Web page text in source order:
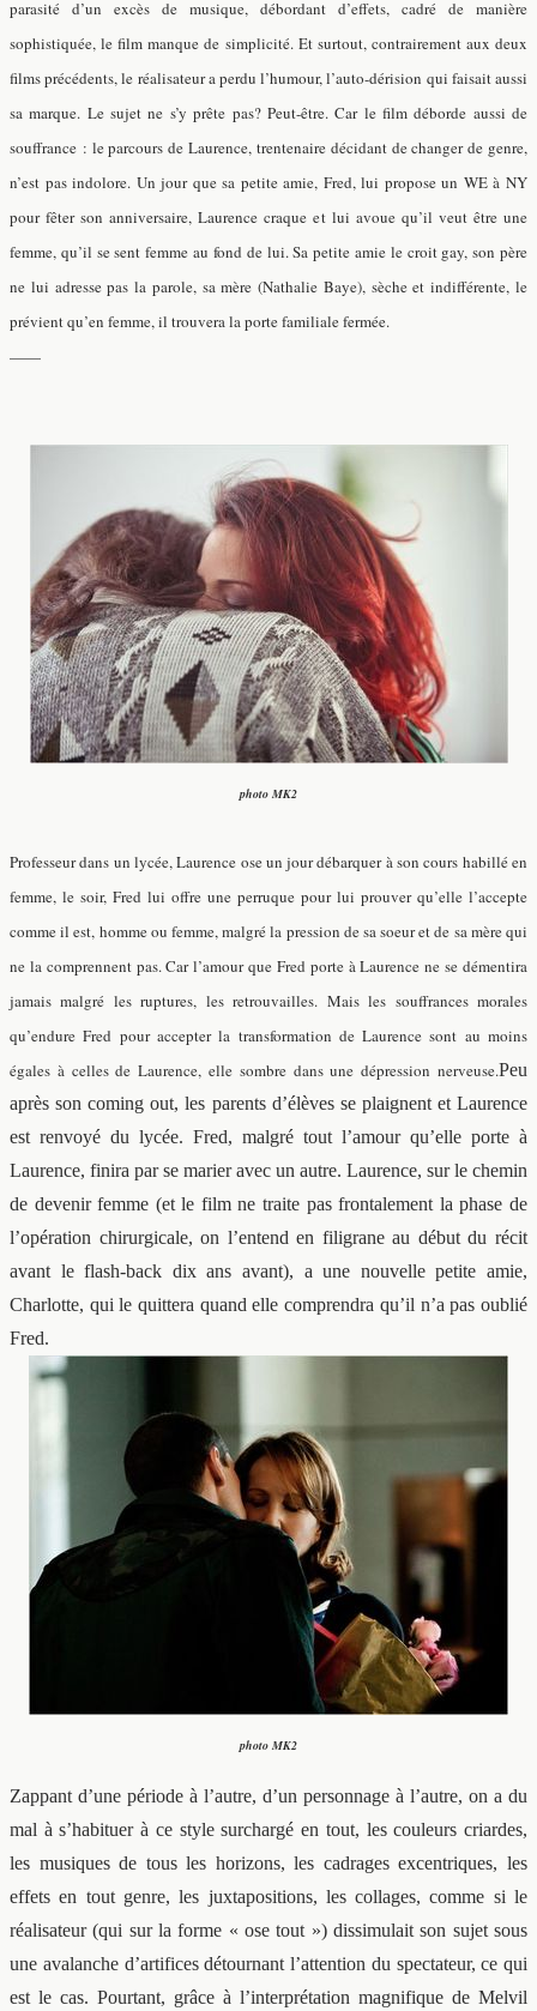
parasité d’un excès de musique, débordant d’effets, cadré de manière
sophistiquée, le film manque de simplicité. Et surtout, contrairement aux deux
films précédents, le réalisateur a perdu l’humour, l’auto-dérision qui faisait aussi
sa marque. Le sujet ne s’y prête pas? Peut-être. Car le film déborde aussi de
souffrance : le parcours de Laurence, trentenaire décidant de changer de genre,
n’est pas indolore. Un jour que sa petite amie, Fred, lui propose un WE à NY
pour fêter son anniversaire, Laurence craque et lui avoue qu’il veut être une
femme, qu’il se sent femme au fond de lui. Sa petite amie le croit gay, son père
ne lui adresse pas la parole, sa mère (Nathalie Baye), sèche et indifférente, le
prévient qu’en femme, il trouvera la porte familiale fermée.
——
photo MK2
Professeur dans un lycée, Laurence ose un jour débarquer à son cours habillé en
femme, le soir, Fred lui offre une perruque pour lui prouver qu’elle l’accepte
comme il est, homme ou femme, malgré la pression de sa soeur et de sa mère qui
ne la comprennent pas. Car l’amour que Fred porte à Laurence ne se démentira
jamais malgré les ruptures, les retrouvailles. Mais les souffrances morales
qu’endure Fred pour accepter la transformation de Laurence sont au moins
égales à celles de Laurence, elle sombre dans une dépression nerveuse.Peu
après son coming out, les parents d’élèves se plaignent et Laurence
est renvoyé du lycée. Fred, malgré tout l’amour qu’elle porte à
Laurence, finira par se marier avec un autre. Laurence, sur le chemin
de devenir femme (et le film ne traite pas frontalement la phase de
l’opération chirurgicale, on l’entend en filigrane au début du récit
avant le flash-back dix ans avant), a une nouvelle petite amie,
Charlotte, qui le quittera quand elle comprendra qu’il n’a pas oublié
Fred.
photo MK2
Zappant d’une période à l’autre, d’un personnage à l’autre, on a du
mal à s’habituer à ce style surchargé en tout, les couleurs criardes,
les musiques de tous les horizons, les cadrages excentriques, les
effets en tout genre, les juxtapositions, les collages, comme si le
réalisateur (qui sur la forme « ose tout ») dissimulait son sujet sous
une avalanche d’artifices détournant l’attention du spectateur, ce qui
est le cas. Pourtant, grâce à l’interprétation magnifique de Melvil